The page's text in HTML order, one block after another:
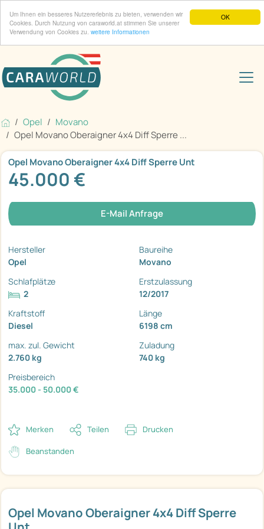
OK
Um Ihnen ein besseres Nutzererlebnis zu bieten, verwenden wir
Cookies. Durch Nutzung von caraworld.at stimmen Sie unserer
Verwendung von Cookies zu. weitere Informationen
Opel
Movano
Opel Movano Oberaigner 4x4 Diff Sperre ...
Opel Movano Oberaigner 4x4 Diff Sperre
Opel Movano Oberaigner 4x4 Diff Sperre Unt
45.000 €
E-Mail Anfrage
Hersteller
Opel
Baureihe
Movano
Schlafplätze
2
Erstzulassung
12/2017
Kraftstoff
Diesel
Länge
6198 cm
max. zul. Gewicht
2.760 kg
Zuladung
740 kg
Preisbereich
35.000 - 50.000 €
Merken Teilen Drucken
Beanstanden